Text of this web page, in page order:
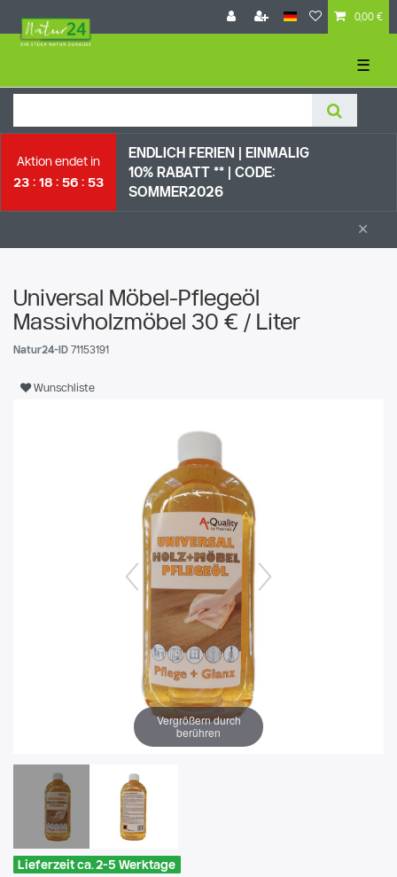
0,00 €
☰
Aktion endet in
23
18 56 52
ENDLICH FERIEN | EI NMALIG
10% RABATT ** | CODE:
SOMMER2026
×
Universal Möbel-Pflegeöl
Massivholzmöbel 30 € / Liter
Natur24-ID 71153191
Wunschliste
Vergrößern durch
berühren
Lieferzeit ca. 2-5 Werktage